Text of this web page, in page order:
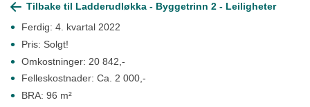
Tilbake til Ladderudløkka - Byggetrinn 2 - Leiligheter
Ferdig: 4. kvartal 2022
Pris: Solgt!
Omkostninger: 20 842,-
Felleskostnader: Ca. 2 000,-
BRA: 96 m²